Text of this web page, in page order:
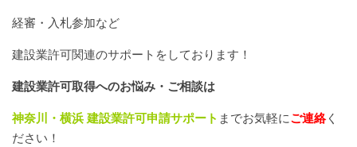
経審・入札参加など
建設業許可関連のサポートをしております！
建設業許可取得へのお悩み・ご相談は
神奈川・横浜 建設業許可申請サポート までお気軽にご連絡く
ださい！